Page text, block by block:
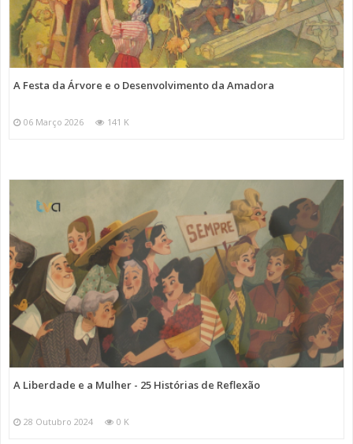
A Festa da Árvore e o Desenvolvimento da Amadora
06 Março 2026 141 K
A Liberdade e a Mulher - 25 Histórias de Reflexão
28 Outubro 2024 0 K